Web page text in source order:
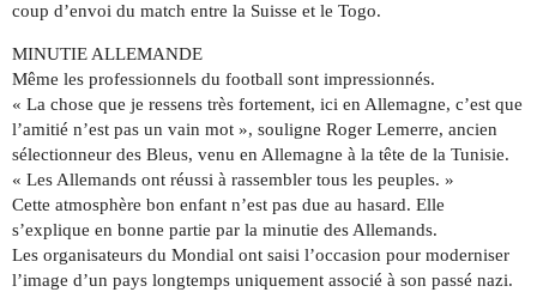
coup d’envoi du match entre la Suisse et le Togo.
MINUTIE ALLEMANDE
Même les professionnels du football sont impressionnés.
« La chose que je ressens très fortement, ici en Allemagne, c’est que
l’amitié n’est pas un vain mot », souligne Roger Lemerre, ancien
sélectionneur des Bleus, venu en Allemagne à la tête de la Tunisie.
« Les Allemands ont réussi à rassembler tous les peuples. »
Cette atmosphère bon enfant n’est pas due au hasard. Elle
s’explique en bonne partie par la minutie des Allemands.
Les organisateurs du Mondial ont saisi l’occasion pour moderniser
l’image d’un pays longtemps uniquement associé à son passé nazi.